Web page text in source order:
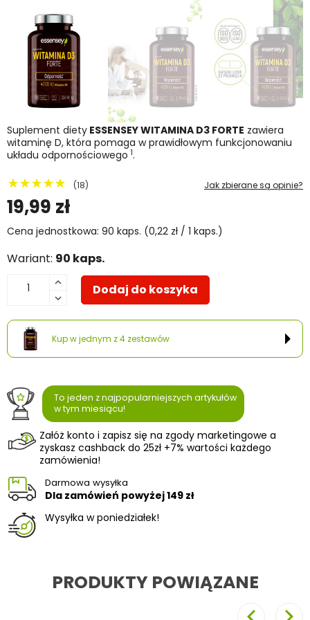
Suplement diety ESSENSEY WITAMINA D3 FORTE zawiera
witaminę D, która pomaga w prawidłowym funkcjonowaniu
układu odpornościowego 1.
(18) Jak zbierane są opinie?
19,99 zł
Cena jednostkowa: 90 kaps. (0,22 zł / 1 kaps.)
Wariant: 90 kaps.
Dodaj do koszyka
Kup w jednym z 4 zestawów
To jeden z najpopularniejszych artykułów
w tym miesiącu!
Załóż konto i zapisz się na zgody marketingowe a
zyskasz cashback do 25zł +7% wartości każdego
zamówienia!
Darmowa wysyłka
Dla zamówień powyżej149 zł
Wysyłka w poniedziałek!
PRODUKTY POWIĄZANE